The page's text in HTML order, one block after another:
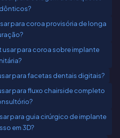
para coroa provisória de longa
para coroa sobre implante
para facetas dentais digitais?
para fluxo chairside completo
para guia cirúrgico de implante
em 3D?